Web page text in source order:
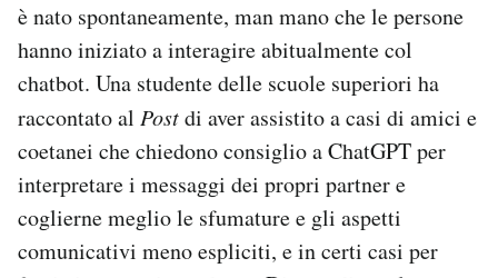
è nato spontaneamente, man mano che le persone
hanno iniziato a interagire abitualmente col
chatbot. Una studente delle scuole superiori ha
raccontato al Postdi aver assistito a casi di amici e
coetanei che chiedono consiglio a ChatGPT per
interpretare i messaggi dei propri partner e
coglierne meglio le sfumature e gli aspetti
comunicativi meno espliciti, e in certi casi per